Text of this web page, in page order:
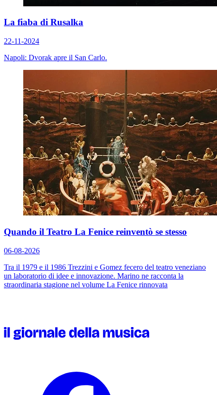
La fiaba di Rusalka
22-11-2024
Napoli: Dvorak apre il San Carlo.
Quando il Teatro La Fenice reinventò se stesso
06-08-2026
Tra il 1979 e il 1986 Trezzini e Gomez fecero del teatro veneziano
un laboratorio di idee e innovazione. Marino ne racconta la
straordinaria stagione nel volume La Fenice rinnovata